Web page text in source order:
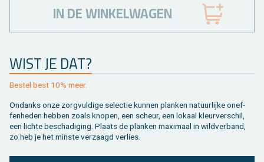
WIST JE DAT?
Be­stel best 10% meer.
On­danks onze zorg­vul­di­ge se­lec­tie kun­nen plan­ken na­tuur­lij­ke on­ef­
fen­he­den heb­ben zoals kno­pen, een scheur, een lo­kaal kleur­ver­schil,
een lich­te be­scha­di­ging. Plaats de plan­ken maxi­maal in wild­ver­band,
zo heb je het min­ste ver­zaagd ver­lies.
IN DE WINKELWAGEN